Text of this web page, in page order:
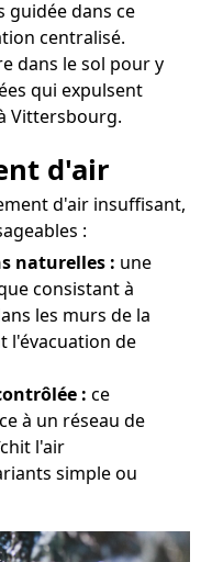
guidée dans ce
centralisé.
dans le sol pour y
qui expulsent
Vittersbourg.
d'air
d'air insuffisant,
:
naturelles : une
consistant à
les murs de la
l'évacuation de
: ce
à un réseau de
l'air
simple ou